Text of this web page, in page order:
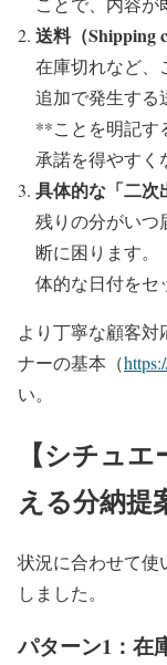
送料（Shipping
在庫切れなど、
追加で発生する
**ことを明記す
承諾を得やすく
具体的な「二次
残りの分がいつ
断に困ります。
体的な日付をセ
より丁寧な顧客
ナーの基本（
い。
【シチュ
える分納提
状況に合わせて使
しました。
パターン1：在